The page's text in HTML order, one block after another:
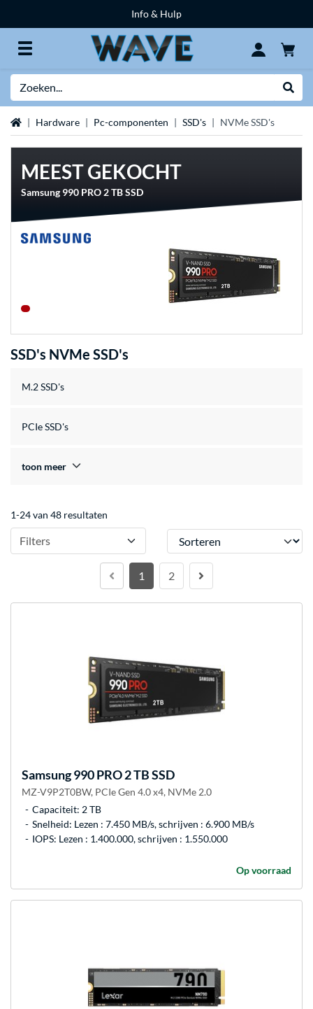
Info & Hulp
Home Hardware Pc-componenten SSD's NVMe SSD's
MEEST GEKOCHT
Samsung 990 PRO 2 TB SSD
SSD's NVMe SSD's
M.2 SSD's
PCIe SSD's
toon meer
1-24 van 48 resultaten
Filters Sorteren
1 2
Samsung990 PRO 2 TB SSD
MZ-V9P2T0BW, PCIe Gen 4.0 x4, NVMe 2.0
Capaciteit: 2 TB
Snelheid: Lezen : 7.450 MB/s, schrijven : 6.900 MB/s
IOPS: Lezen : 1.400.000, schrijven : 1.550.000
Op voorraad